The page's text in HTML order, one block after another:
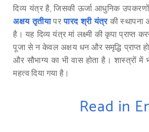
दिव्य यंत्र है, जिसकी ऊर्जा आधुनिक उपकरणों
अक्षय तृतीयापरपारद श्री यंत्रकी स्थापना
है। यह दिव्य यंत्र मां लक्ष्मी की कृपा प्राप्त
पूजा से न केवल अक्षय धन और समृद्धि प्राप्त
और सौभाग्य का भी वास होता है। शास्त्रों
महत्व दिया गया है।
Read in